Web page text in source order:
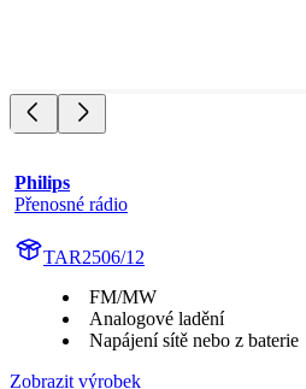
Philips
Přenosné rádio
TAR2506/12
FM/MW
Analogové ladění
Napájení sítě nebo z baterie
Zobrazit výrobek